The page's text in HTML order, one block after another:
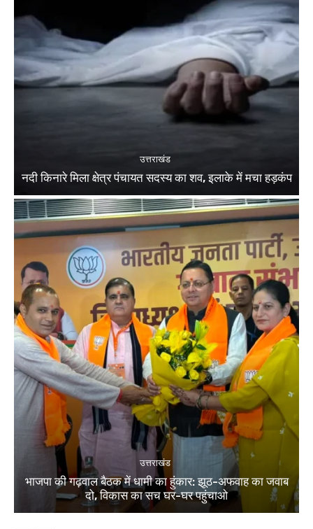
उत्तराखंड
नदी किनारे मिला क्षेत्र पंचायत सदस्य का शव, इलाके में मचा हड़कंप
उत्तराखंड
भाजपा की गढ़वाल बैठक में धामी का हुंकार: झूठ-अफवाह का जवाब
दो, विकास का सच घर-घर पहुंचाओ